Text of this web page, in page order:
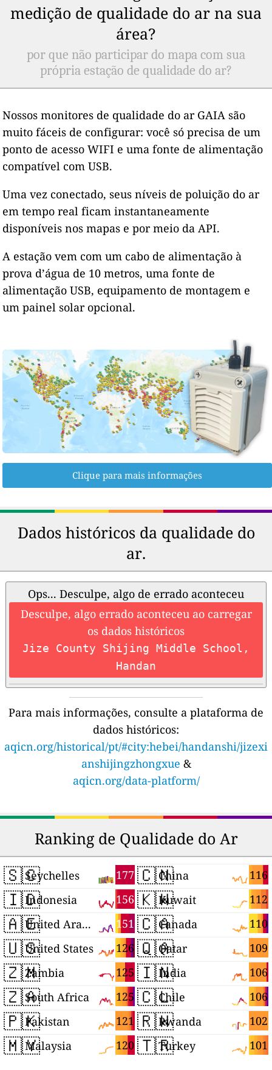
medição de qualidade do ar na sua
área?
por que não participar do mapa com sua
própria estação de qualidade do ar?
Nossos monitores de qualidade do ar GAIA são
muito fáceis de configurar: você só precisa de um
ponto de acesso WIFI e uma fonte de alimentação
compatível com USB.
Uma vez conectado, seus níveis de poluição do ar
em tempo real ficam instantaneamente
disponíveis nos mapas e por meio da API.
A estação vem com um cabo de alimentação à
prova d’água de 10 metros, uma fonte de
alimentação USB, equipamento de montagem e
um painel solar opcional.
Clique para mais informações
Dados históricos da qualidade do
ar.
Ops... Desculpe, algo de errado aconteceu
Desculpe, algo errado aconteceu ao carregar
os dados históricos
Jize County Shijing Middle School,
Handan
Para mais informações, consulte a plataforma de
dados históricos:
aqicn.org/historical/pt/#city:hebei/handanshi/jizexi
anshijingzhongxue &
aqicn.org/data-platform/
Ranking de Qualidade do Ar
🇸🇨 177
Seychelles
🇮🇩 156
Indonesia
🇦🇪 151
United Arab Emirates
🇺🇸 126
United States
🇿🇲 125
Zambia
🇿🇦 125
South Africa
🇵🇰 121
Pakistan
🇲🇾 120
Malaysia
🇨🇳 116
China
🇰🇼 112
Kuwait
🇨🇦 110
Canada
🇶🇦 109
Qatar
🇮🇳 106
India
🇨🇱 106
Chile
🇷🇼 102
Rwanda
🇹🇷 101
Turkey